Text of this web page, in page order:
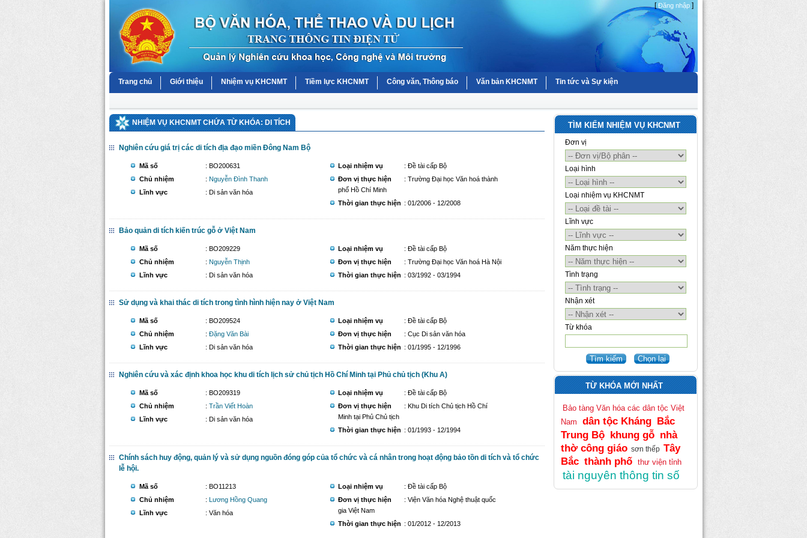
[Đăng nhập ]
Trang chủ Giới thiệu Nhiệm vụ KHCNMT Tiềm lực KHCNMT Công văn, Thông báo Văn bản KHCNMT Tin tức và Sự kiện
NHIỆM VỤ KHCNMT CHỨA TỪ KHÓA: DI TÍCH
Nghiên cứu giá trị các di tích địa đạo miền Đông Nam Bộ
Mã số
: BO200631
Chủ nhiệm
: Nguyễn Đình Thanh
Lĩnh vực
: Di sản văn hóa
Loại nhiệm vụ
: Đề tài cấp Bộ
Đơn vị thực hiện
: Trường Đại học Văn hoá thành
phố Hồ Chí Minh
Thời gian thực hiện : 01/2006 - 12/2008
Bảo quản di tích kiến trúc gỗ ở Việt Nam
Mã số
: BO209229
Chủ nhiệm
: Nguyễn Thịnh
Lĩnh vực
: Di sản văn hóa
Loại nhiệm vụ
: Đề tài cấp Bộ
Đơn vị thực hiện
: Trường Đại học Văn hoá Hà Nội
Thời gian thực hiện : 03/1992 - 03/1994
Sử dụng và khai thác di tích trong tình hình hiện nay ở Việt Nam
Mã số
: BO209524
Chủ nhiệm
: Đặng Văn Bài
Lĩnh vực
: Di sản văn hóa
Loại nhiệm vụ
: Đề tài cấp Bộ
Đơn vị thực hiện
: Cục Di sản văn hóa
Thời gian thực hiện : 01/1995 - 12/1996
Nghiên cứu và xác định khoa học khu di tích lịch sử chủ tịch Hồ Chí Minh tại Phủ chủ tịch (Khu A)
Mã số
: BO209319
Chủ nhiệm
: Trần Viết Hoàn
Lĩnh vực
: Di sản văn hóa
Loại nhiệm vụ
: Đề tài cấp Bộ
Đơn vị thực hiện
: Khu Di tích Chủ tịch Hồ Chí
Minh tại Phủ Chủ tịch
Thời gian thực hiện : 01/1993 - 12/1994
Chính sách huy động, quản lý và sử dụng nguồn đóng góp của tổ chức và cá nhân trong hoạt động bảo tồn di tích và tổ chức
lễ hội.
Mã số
: BO11213
Chủ nhiệm
:
Lương Hồng Quang
Lĩnh vực
: Văn hóa
Loại nhiệm vụ
: Đề tài cấp Bộ
Đơn vị thực hiện
: Viện Văn hóa Nghệ thuật quốc
gia Việt Nam
Thời gian thực hiện : 01/2012 - 12/2013
TÌM KIẾM NHIỆM VỤ KHCNMT
Đơn vị
Loại hình
Loại nhiệm vụ KHCNMT
Lĩnh vực
Năm thực hiện
Tình trạng
Nhận xét
Từ khóa
TỪ KHÓA MỚI NHẤT
Bảo tàng Văn hóa các dân tộc Việt
Nam
dân tộc Kháng Bắc
Trung Bộ khung gỗ nhà
thờ công giáo sơn thếp Tây
Bắc thành phố thư viện tỉnh
tài nguyên thông tin số